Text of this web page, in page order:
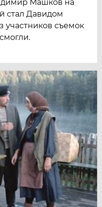
Машков на
стал Давидом
участников съемок